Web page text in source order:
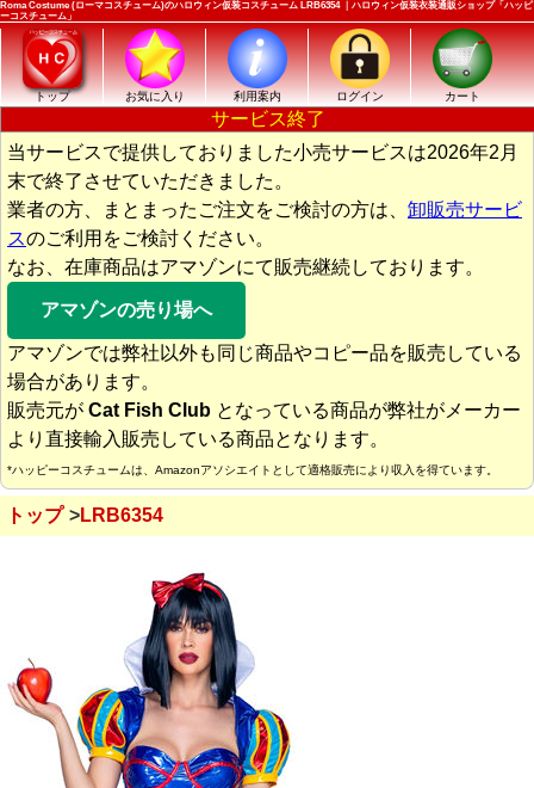
Roma Costume (ローマコスチューム)のハロウィン仮装コスチューム LRB6354 ｜ハロウィン仮装衣装通販ショップ「ハッピ
ーコスチューム」
トップ お気に入り 利用案内 ログイン カート
サービス終了
当サービスで提供しておりました小売サービスは2026年2月
末で終了させていただきました。
業者の方、まとまったご注文をご検討の方は、 卸販売サービ
スのご利用をご検討ください。
なお、在庫商品はアマゾンにて販売継続しております。
アマゾンの売り場へ
アマゾンでは弊社以外も同じ商品やコピー品を販売している
場合があります。
販売元が Cat Fish Club となっている商品が弊社がメーカー
より直接輸入販売している商品となります。
*ハッピーコスチュームは、Amazonアソシエイトとして適格販売により収入を得ています。
トップ LRB6354